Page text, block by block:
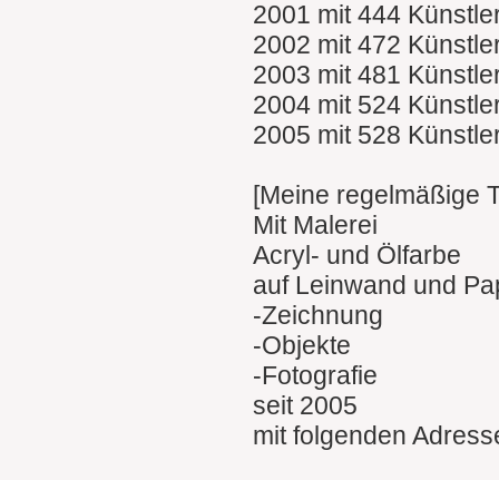
2001 mit 444
2002 mit 472
2003 mit 481
2004 mit 524
2005 mit 528
[Meine regelmäßige
Mit Malerei
Acryl- und Ölfarbe
auf Leinwand und
-Zeichnung
-Objekte
-Fotografie
seit 2005
mit folgenden